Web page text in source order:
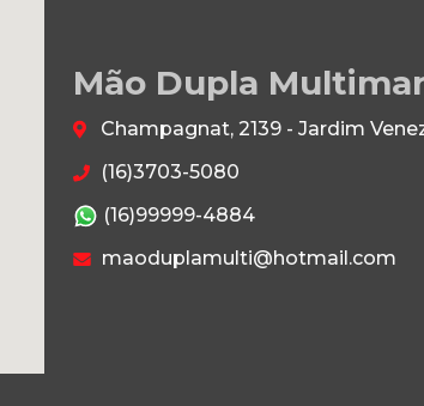
Mão Dupla
Champagnat, 2139 - Jardim
(16)3703-5080
(16)99999-4884
maoduplamulti@hotmail.com